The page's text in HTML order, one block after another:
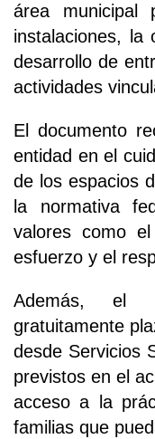
área municipal
instalaciones, la
desarrollo de
actividades
El documento
entidad en el
de los espacios
la normativa
valores como
esfuerzo y el
Además, el
gratuitamente
desde Servicios
previstos en el
acceso a la
familias que